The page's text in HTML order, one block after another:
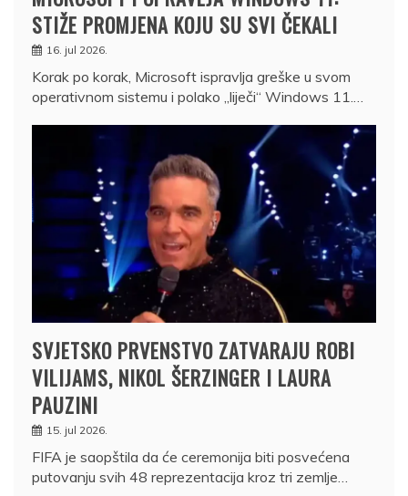
STIŽE PROMJENA KOJU SU SVI ČEKALI
16. jul 2026.
Korak po korak, Microsoft ispravlja greške u svom
operativnom sistemu i polako „liječi“ Windows 11.…
SVJETSKO PRVENSTVO ZATVARAJU ROBI
VILIJAMS, NIKOL ŠERZINGER I LAURA
PAUZINI
15. jul 2026.
FIFA je saopštila da će ceremonija biti posvećena
putovanju svih 48 reprezentacija kroz tri zemlje…